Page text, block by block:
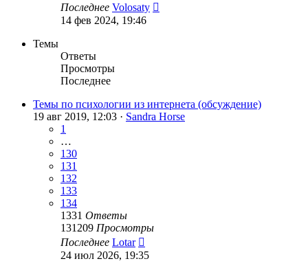
Последнее Volosaty
14 фев 2024, 19:46
Темы
Ответы
Просмотры
Последнее
Темы по психологии из интернета (обсуждение)
19 авг 2019, 12:03 · Sandra Horse
1
…
130
131
132
133
134
1331 Ответы
131209 Просмотры
Последнее Lotar
24 июл 2026, 19:35